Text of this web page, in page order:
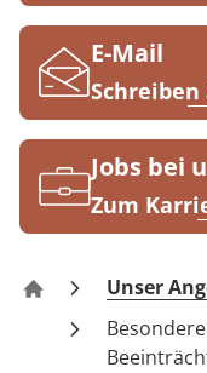
Gynäkologie
HTS &
Long Covid
Onkologie
Über MEDIAN
Presse
Karriere
E-Mail
Schreiben
Jobs bei
Zum
Haus Talblick Bad
Unser